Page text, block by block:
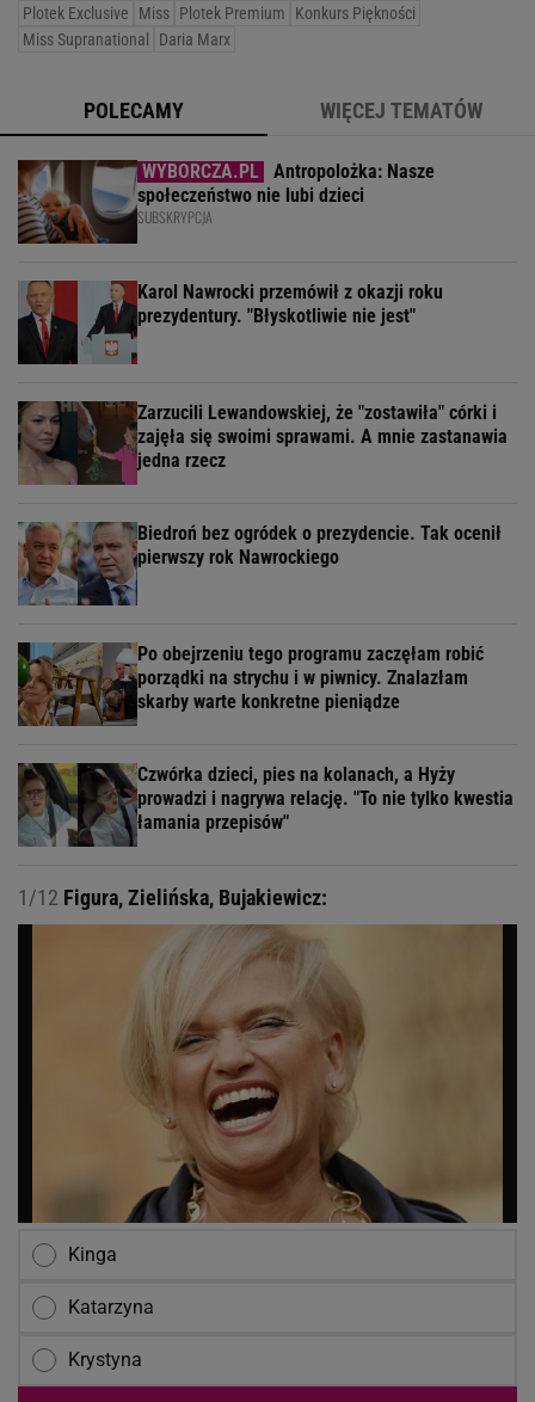
Plotek Exclusive Miss Plotek Premium
Konkurs Piękności
Miss Supranational
Daria Marx
POLECAMY WIĘCEJ TEMATÓW
Antropolożka: Nasze
społeczeństwo nie lubi dzieci
SUBSKRYPCJA
Karol Nawrocki przemówił z okazji roku
prezydentury. "Błyskotliwie nie jest"
Zarzucili Lewandowskiej, że "zostawiła" córki i
zajęła się swoimi sprawami. A mnie zastanawia
jedna rzecz
Biedroń bez ogródek o prezydencie. Tak ocenił
pierwszy rok Nawrockiego
Po obejrzeniu tego programu zaczęłam robić
porządki na strychu i w piwnicy. Znalazłam
skarby warte konkretne pieniądze
Czwórka dzieci, pies na kolanach, a Hyży
prowadzi i nagrywa relację. "To nie tylko kwestia
łamania przepisów"
1/12 Figura, Zielińska, Bujakiewicz:
Kinga
Katarzyna
Krystyna